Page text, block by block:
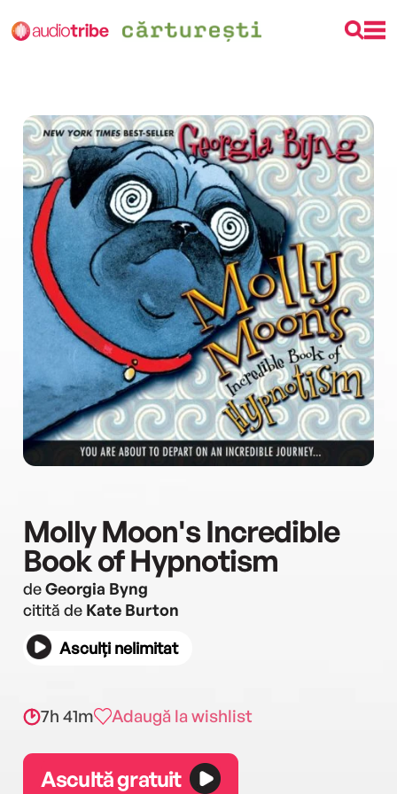
Molly Moon's Incredible
Book of Hypnotism
deGeorgia Byng
citită de Kate Burton
Asculți nelimitat
7h 41m Adaugă la wishlist
Ascultă gratuit